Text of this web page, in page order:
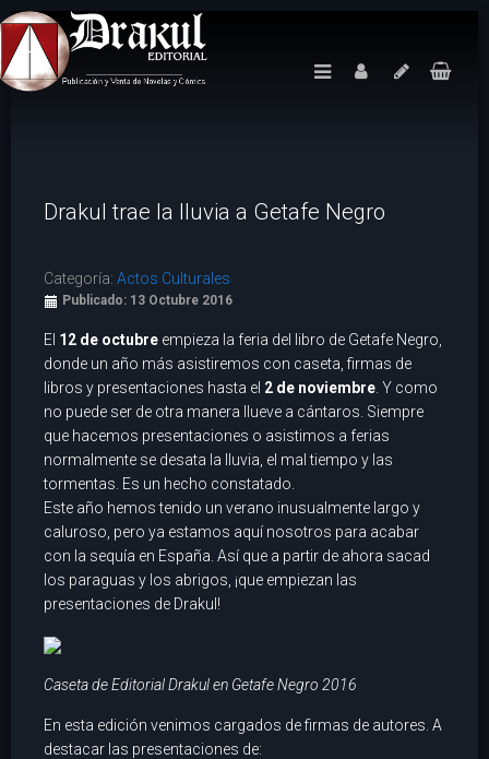
Drakul trae la lluvia a Getafe Negro
Categoría: Actos Culturales
Publicado: 13 Octubre 2016
El 12 de octubre empieza la feria del libro de Getafe Negro,
donde un año más asistiremos con caseta, firmas de
libros y presentaciones hasta el 2 de noviembre . Y como
no puede ser de otra manera llueve a cántaros. Siempre
que hacemos presentaciones o asistimos a ferias
normalmente se desata la lluvia, el mal tiempo y las
tormentas. Es un hecho constatado.
Este año hemos tenido un verano inusualmente largo y
caluroso, pero ya estamos aquí nosotros para acabar
con la sequía en España. Así que a partir de ahora sacad
los paraguas y los abrigos, ¡que empiezan las
presentaciones de Drakul!
Caseta de Editorial Drakul en Getafe Negro 2016
En esta edición venimos cargados de firmas de autores. A
destacar las presentaciones de: